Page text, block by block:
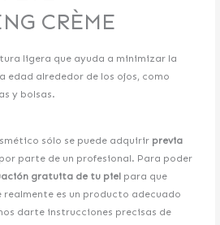
CRÈME
ligera que ayuda a minimizar la
edad alrededor de los ojos, como
y bolsas.
sólo se puede adquirir previa
por parte de un profesional. Para poder
gratuita de tu piel para que
es un producto adecuado
darte instrucciones precisas de